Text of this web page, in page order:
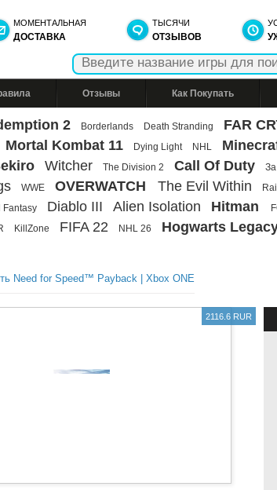
МОМЕНТАЛЬНАЯ
ДОСТАВКА
ТЫСЯЧИ
ОТЗЫВОВ
Отзывы Как Покупать
2 Borderlands Death Stranding FAR
Mortal Kombat 11 Dying Light NHL
Witcher The Division 2 Call Of Duty
WWE OVERWATCH The Evil Within
Fantasy Diablo III Alien Isolation Hitman
KillZone FIFA 22 NHL 26 Hogwarts
Need for Speed™ Payback | Xbox ONE
2116.6 RUR